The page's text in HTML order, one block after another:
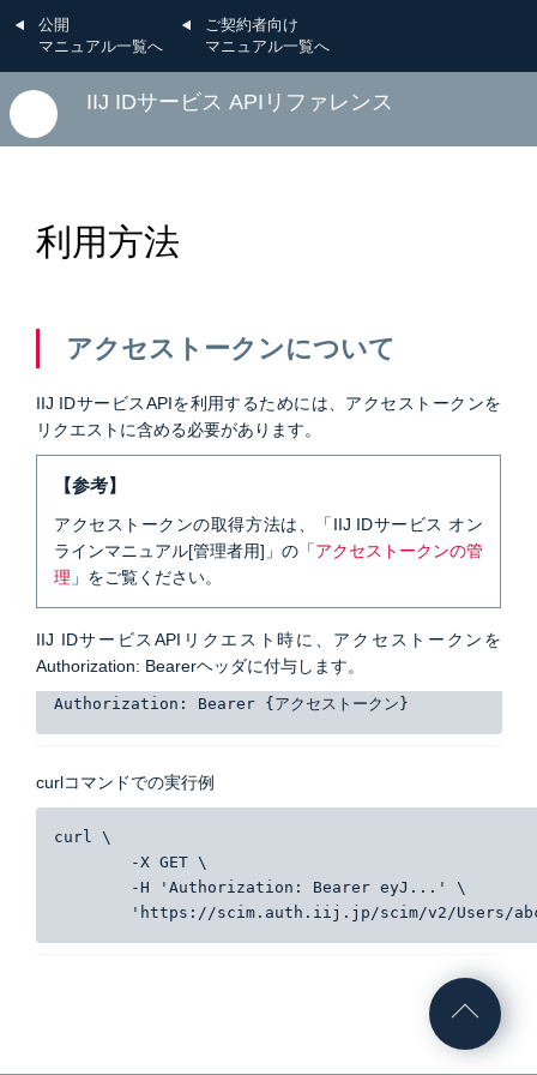
公開
マニュアル一覧へ
ご契約者向け
マニュアル一覧へ
IIJ IDサービス APIリファレンス
利用方法
アクセストークンについて
IIJ IDサービスAPIを利用するためには、アクセストークンを
リクエストに含める必要があります。
【参考】
アクセストークンの取得方法は、「IIJ IDサービス オン
ラインマニュアル[管理者用]」の「アクセストークンの管
理 」をご覧ください。
IIJ IDサービスAPIリクエスト時に、アクセストークンを
Authorization: Bearerヘッダに付与します。
Authorization: Bearer {アクセストークン}
curlコマンドでの実行例
curl \
	-X GET \
	-H 'Authorization: Bearer eyJ...' \
'https://scim.auth.iij.jp/scim/v2/Users/